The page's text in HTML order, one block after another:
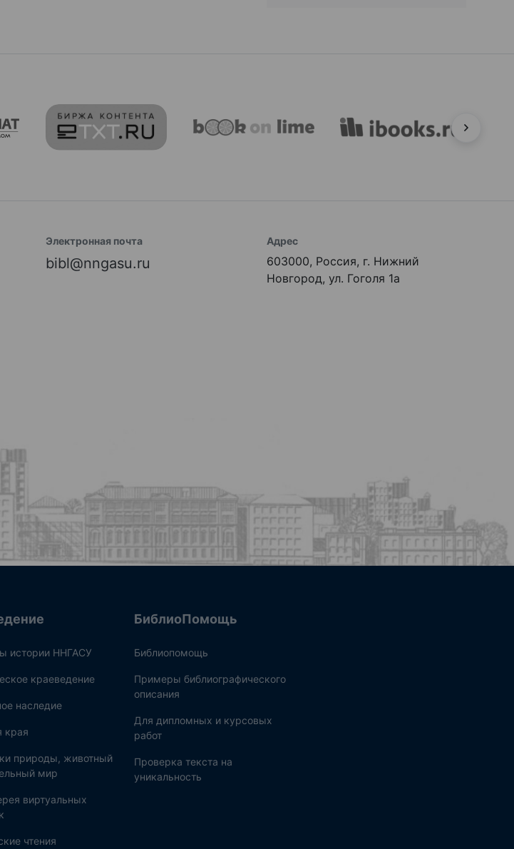
Электронная почта
bibl@nngasu.ru
Адрес
603000, Россия, г. Нижний
Новгород, ул. Гоголя 1а
истории ННГАСУ
краеведение
наследие
края
природы, животный
мир
виртуальных
чтения
БиблиоПомощь
Библиопомощь
Примеры библиографического
описания
Для дипломных и курсовых
работ
Проверка текста на
уникальность